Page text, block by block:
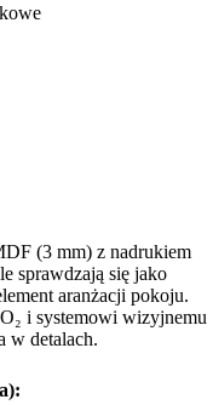
(3 mm) z nadrukiem
sprawdzają się jako
aranżacji pokoju.
i systemowi wizyjnemu
w detalach.